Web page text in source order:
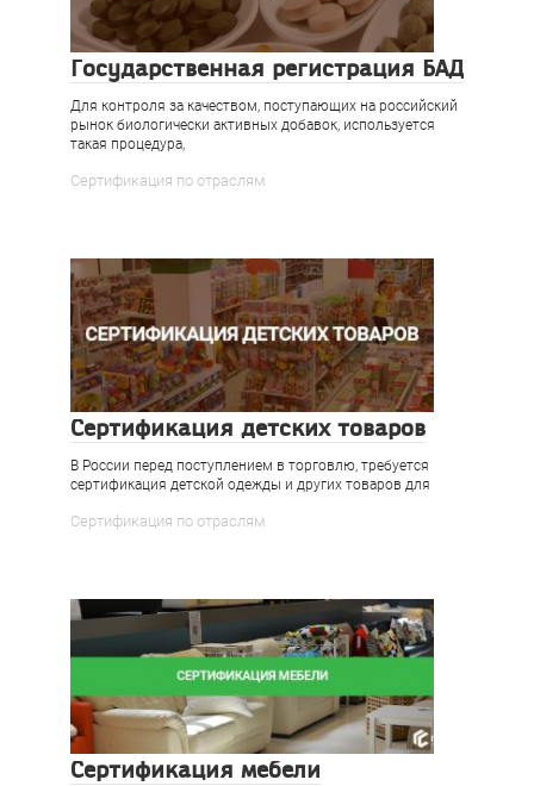
Государственная регистрация БАД
Для контроля за качеством, поступающих на российский
рынок биологически активных добавок, используется
такая процедура,
Сертификация по отраслям
Сертификация детских товаров
В России перед поступлением в торговлю, требуется
сертификация детской одежды и других товаров для
Сертификация по отраслям
Сертификация мебели